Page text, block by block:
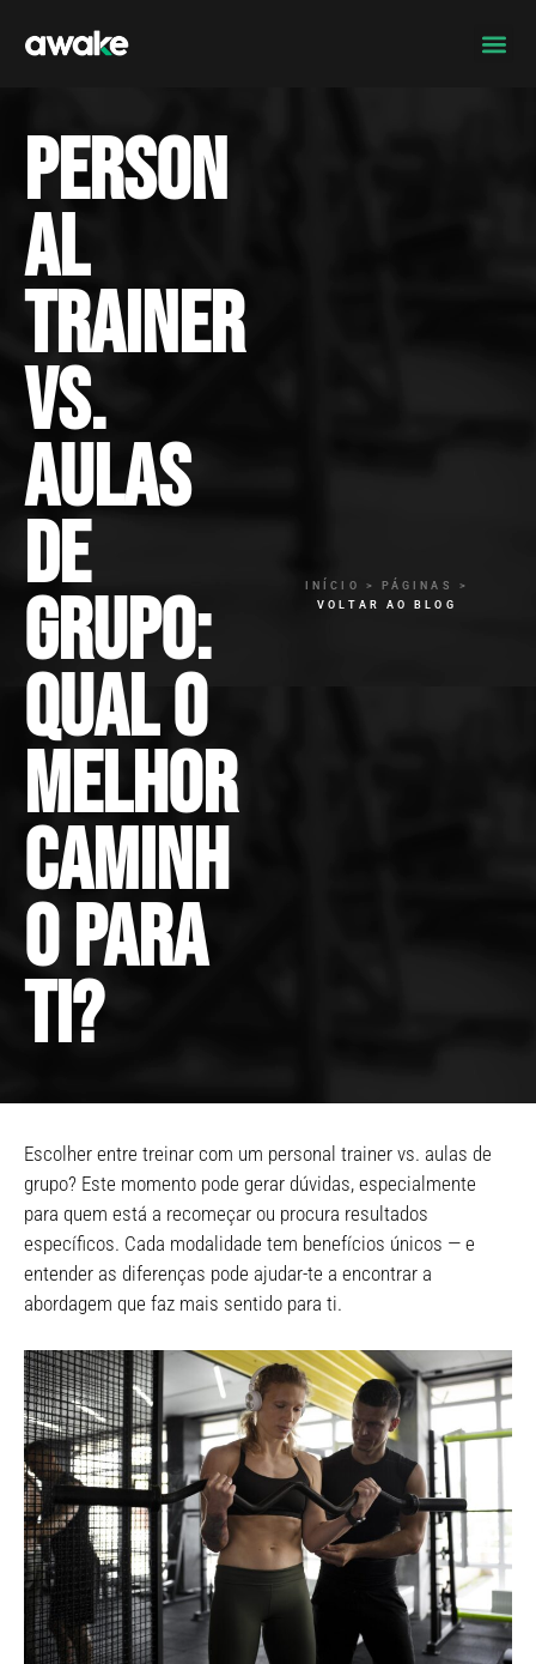
Person
al
trainer
vs.
aulas
de
grupo:
qual o
melhor
caminh
o para
ti?
INÍCIO > PÁGINAS >
VOLTAR AO BLOG
Escolher entre treinar com um personal trainer vs. aulas de
grupo? Este momento pode gerar dúvidas, especialmente
para quem está a recomeçar ou procura resultados
específicos. Cada modalidade tem benefícios únicos — e
entender as diferenças pode ajudar-te a encontrar a
abordagem que faz mais sentido para ti.